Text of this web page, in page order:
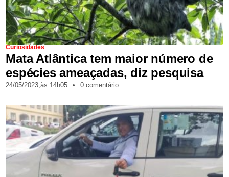
Curiosidades
Mata Atlântica tem maior número de
espécies ameaçadas, diz pesquisa
24/05/2023,às 14h05 • 0 comentário